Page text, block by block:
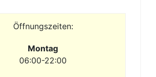
Öffnungszeiten:
Montag
06:00-22:00